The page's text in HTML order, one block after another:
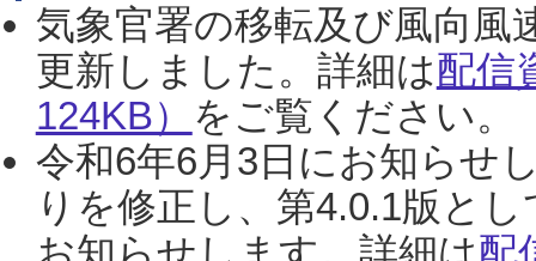
気象官署の移転及び風向風
更新しました。詳細は配信
124KB） をご覧ください。
令和6年6月3日にお知らせ
りを修正し、第4.0.1版と
お知らせします。詳細は配